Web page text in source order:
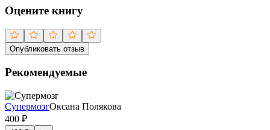
Оцените книгу
Опубликовать отзыв
Рекомендуемые
СупермозгОксана Полякова
400 ₽